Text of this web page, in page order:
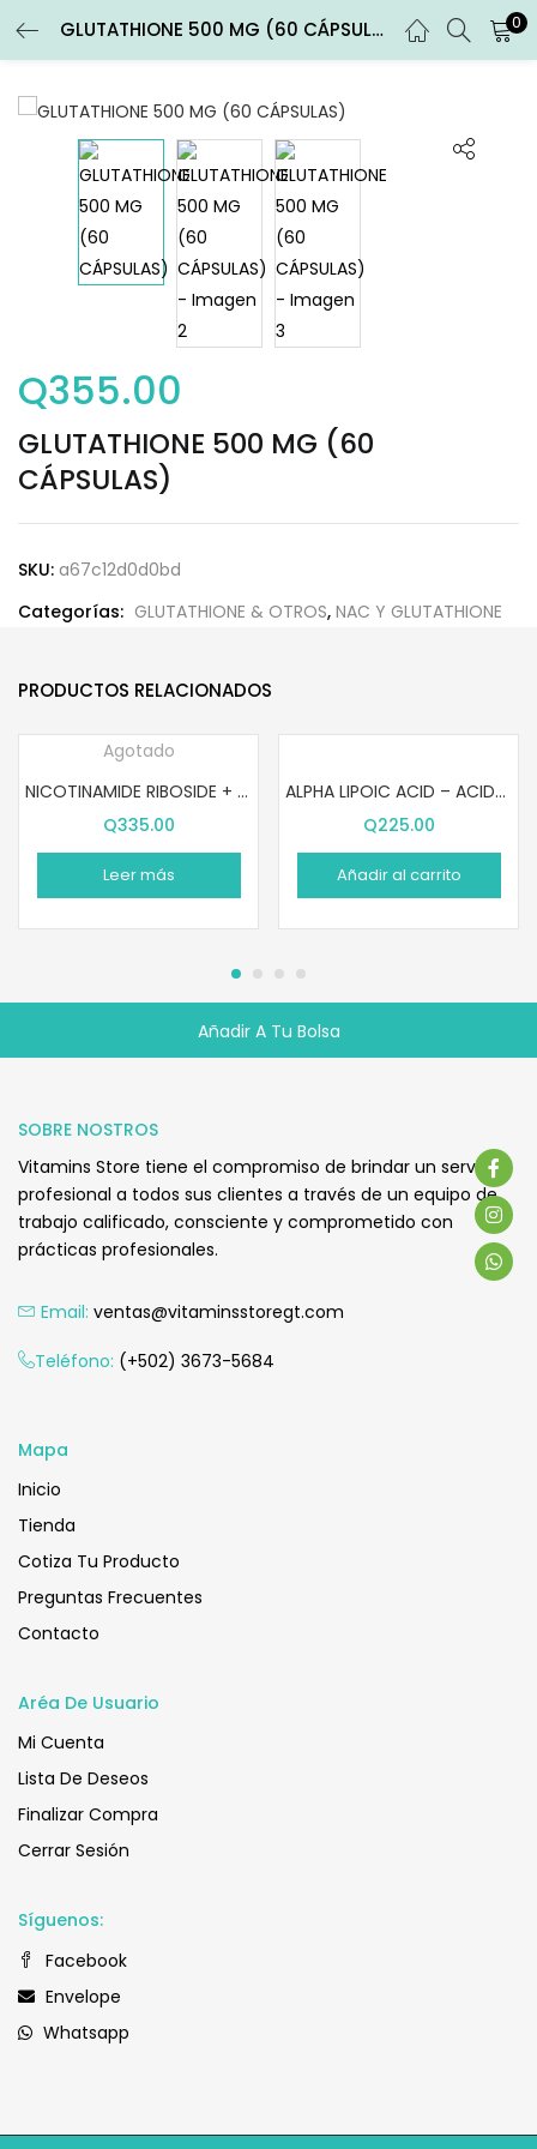
GLUTATHIONE 500 MG (60 CÁPSULAS) 0
GLUTATHIONE 500 MG (60
CÁPSULAS)
Q355.00
Q355.00
Añadir Al Carrito
Añadir A Tu Bolsa
SKU: a67c12d0d0bd
Categorías: GLUTATHIONE & OTROS, NAC Y GLUTATHIONE
PRODUCTOS RELACIONADOS
Agotado
NICOTINAMIDE RIBOSIDE + RESVERATROL (80 CÁPSULAS)
Q335.00
Leer más
ALPHA LIPOIC ACID – ACIDO ALFA LIPOICO (60 CÁPSULAS)
Q225.00
Añadir al carrito
SOBRE NOSTROS
Vitamins Store tiene el compromiso de brindar un servicio
profesional a todos sus clientes a través de un equipo de
trabajo calificado, consciente y comprometido con
prácticas profesionales.
Email: ventas@vitaminsstoregt.com
Teléfono: (+502) 3673-5684
Mapa
Inicio
Tienda
Cotiza Tu Producto
Preguntas Frecuentes
Contacto
Aréa De Usuario
Mi Cuenta
Lista De Deseos
Finalizar Compra
Cerrar Sesión
Síguenos:
Facebook
Envelope
Whatsapp
ENTRAR REGISTRARSE
Introduce tu nombre de usuario y contraseña para iniciar
¿Contraseña perdida?